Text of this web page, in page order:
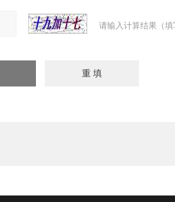
请输入计算结果（